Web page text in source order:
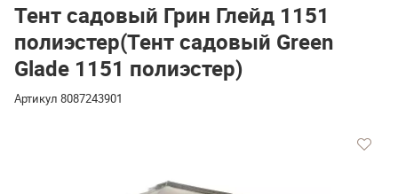
Тент садовый Грин Глейд 1151
полиэстер(Тент садовый Green
Glade 1151 полиэстер)
Артикул 8087243901